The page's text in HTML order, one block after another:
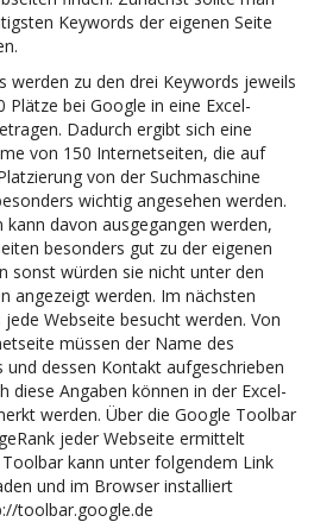
Keywords der eigenen Seite
werden zu den drei Keywords jeweils
Plätze bei Google in eine Excel-
Dadurch ergibt sich eine
von 150 Internetseiten, die auf
von der Suchmaschine
wichtig angesehen werden.
kann davon ausgegangen werden,
besonders gut zu der eigenen
sonst würden sie nicht unter den
angezeigt werden. Im nächsten
Webseite besucht werden. Von
müssen der Name des
und dessen Kontakt aufgeschrieben
diese Angaben können in der Excel-
werden. Über die Google Toolbar
jeder Webseite ermittelt
kann unter folgendem Link
und im Browser installiert
toolbar.google.de